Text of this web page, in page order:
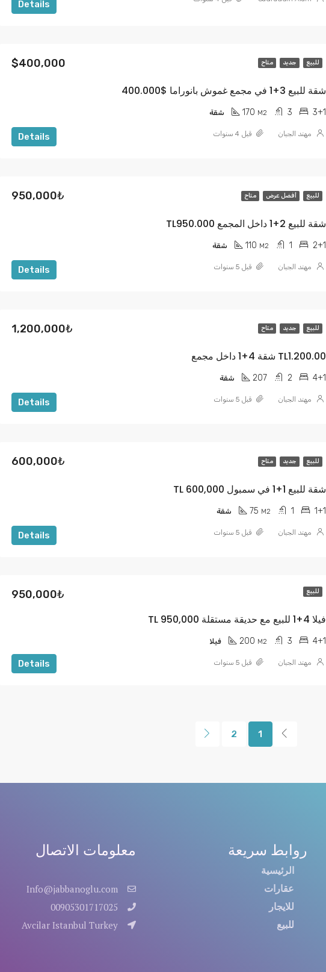
Details
للبيع جديد متاح
شقة للبيع 3+1 في مجمع غموش بانوراما $400.000
$400,000
3+1
3
170 M2 شقة
Details مهند الجبان قبل 4 سنوات
للبيع أفضل عرض متاح
شقة للبيع 2+1 داخل المجمع TL950.000
950,000₺
2+1
1
110 M2 شقة
Details مهند الجبان قبل 5 سنوات
للبيع جديد متاح
TL1.200.00 شقة 4+1 داخل مجمع
1,200,000₺
4+1
2
207 شقة
Details مهند الجبان قبل 5 سنوات
للبيع جديد متاح
شقة للبيع 1+1 في سمبول TL 600,000
600,000₺
1+1
1
75 M2 شقة
Details مهند الجبان قبل 5 سنوات
للبيع
فيلا 4+1 للبيع مع حديقة مستقلة TL 950,000
950,000₺
4+1
3
200 M2 فيلا
Details مهند الجبان قبل 5 سنوات
1
2
روابط سريعة
الرئيسية
عقارات
للايجار
للبيع
معلومات الاتصال
Info@jabbanoglu.com
00905301717025
Avcilar Istanbul Turkey